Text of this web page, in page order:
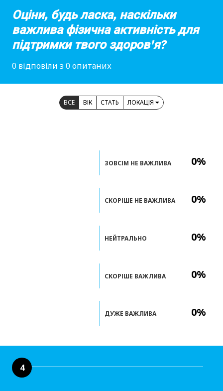
Оціни, будь ласка, наскільки
важлива фізична активність для
підтримки твого здоров'я?
0 відповіли з 0 опитаних
ВСЕ ВІК СТАТЬ ЛОКАЦІЯ
0%
0%
0%
0%
0%
ЗОВСІМ НЕ ВАЖЛИВА
СКОРІШЕ НЕ ВАЖЛИВА
НЕЙТРАЛЬНО
СКОРІШЕ ВАЖЛИВА
ДУЖЕ ВАЖЛИВА
4